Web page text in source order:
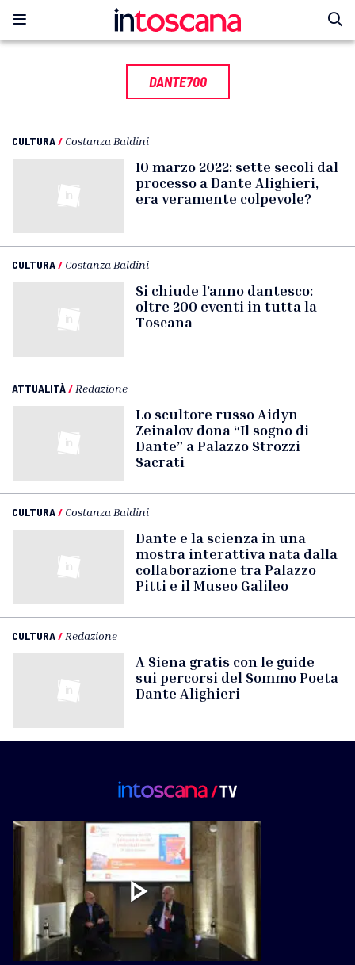
DANTE700
CULTURA/ Costanza Baldini
10 marzo 2022: sette secoli dal
processo a Dante Alighieri,
era veramente colpevole?
CULTURA/ Costanza Baldini
Si chiude l’anno dantesco:
oltre 200 eventi in tutta la
Toscana
ATTUALITÀ/ Redazione
Lo scultore russo Aidyn
Zeinalov dona “Il sogno di
Dante” a Palazzo Strozzi
Sacrati
CULTURA/ Costanza Baldini
Dante e la scienza in una
mostra interattiva nata dalla
collaborazione tra Palazzo
Pitti e il Museo Galileo
CULTURA/ Redazione
A Siena gratis con le guide
sui percorsi del Sommo Poeta
Dante Alighieri